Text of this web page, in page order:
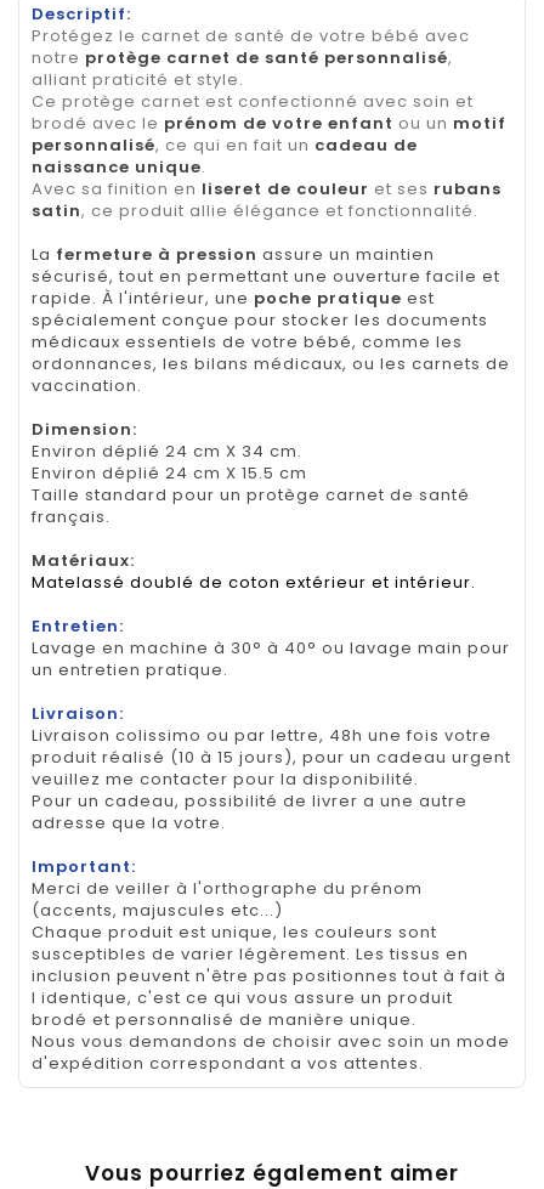
Descriptif:
Protégez le carnet de santé de votre bébé avec
notre protège carnet de santé personnalisé,
alliant praticité et style.
Ce protège carnet est confectionné avec soin et
brodé avec le prénom de votre enfant ou un motif
personnalisé, ce qui en fait un cadeau de
naissance unique.
Avec sa finition en liseret de couleur et ses rubans
satin, ce produit allie élégance et fonctionnalité.
La fermeture à pression assure un maintien
sécurisé, tout en permettant une ouverture facile et
rapide. À l'intérieur, une poche pratique est
spécialement conçue pour stocker les documents
médicaux essentiels de votre bébé, comme les
ordonnances, les bilans médicaux, ou les carnets de
vaccination.
Dimension:
Environ déplié 24 cm X 34 cm.
Environ déplié 24 cm X 15.5 cm
Taille standard pour un protège carnet de santé
français.
Matériaux:
Matelassé doublé de coton extérieur et intérieur.
Entretien:
Lavage en machine à 30° à 40° ou lavage main pour
un entretien pratique.
Livraison:
Livraison colissimo ou par lettre, 48h une fois votre
produit réalisé (10 à 15 jours), pour un cadeau urgent
veuillez me contacter pour la disponibilité.
Pour un cadeau, possibilité de livrer a une autre
adresse que la votre.
Important:
Merci de veiller à l'orthographe du prénom
(accents, majuscules etc...)
Chaque produit est unique, les couleurs sont
susceptibles de varier légèrement. Les tissus en
inclusion peuvent n'être pas positionnes tout à fait à
l identique, c'est ce qui vous assure un produit
brodé et personnalisé de manière unique.
Nous vous demandons de choisir avec soin un mode
d'expédition correspondant a vos attentes.
Vous pourriez également aimer